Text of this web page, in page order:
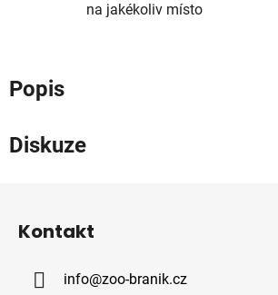
na jakékoliv místo
Popis
Diskuze
Kontakt
info@zoo-branik.cz